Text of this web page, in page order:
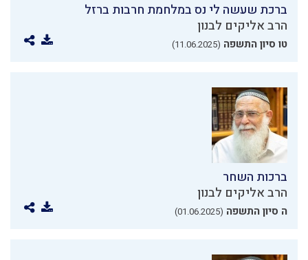
ברכת שעשה לי נס במלחמת חרבות ברזל
הרב אליקים לבנון
טו סיון התשפה (11.06.2025)
ברכות השחר
הרב אליקים לבנון
ה סיון התשפה (01.06.2025)